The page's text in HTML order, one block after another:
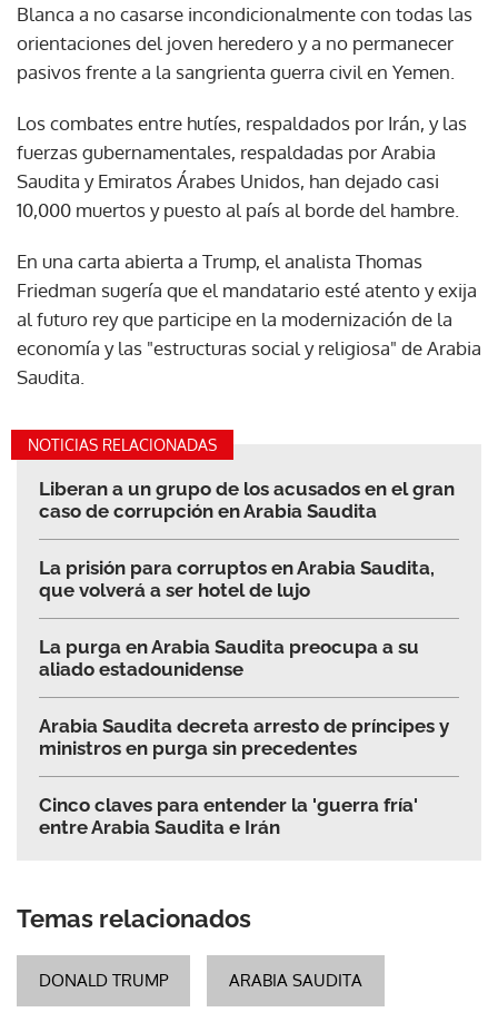
Blanca a no casarse incondicionalmente con todas las
orientaciones del joven heredero y a no permanecer
pasivos frente a la sangrienta guerra civil en Yemen.
Los combates entre hutíes, respaldados por Irán, y las
fuerzas gubernamentales, respaldadas por Arabia
Saudita y Emiratos Árabes Unidos, han dejado casi
10,000 muertos y puesto al país al borde del hambre.
En una carta abierta a Trump, el analista Thomas
Friedman sugería que el mandatario esté atento y exija
al futuro rey que participe en la modernización de la
economía y las "estructuras social y religiosa" de Arabia
Saudita.
NOTICIAS RELACIONADAS
Liberan a un grupo de los acusados en el gran
caso de corrupción en Arabia Saudita
La prisión para corruptos en Arabia Saudita,
que volverá a ser hotel de lujo
La purga en Arabia Saudita preocupa a su
aliado estadounidense
Arabia Saudita decreta arresto de príncipes y
ministros en purga sin precedentes
Cinco claves para entender la 'guerra fría'
entre Arabia Saudita e Irán
Temas relacionados
DONALD TRUMP ARABIA SAUDITA